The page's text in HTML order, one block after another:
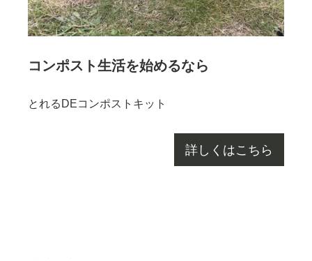
コンポスト生活を始めるなら
とれるDEコンポストキット
詳しくはこちら